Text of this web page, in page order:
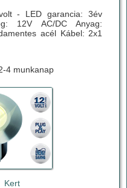
- LED garancia: 3év
12V AC/DC Anyag:
acél Kábel: 2x1
4 munkanap
Kert